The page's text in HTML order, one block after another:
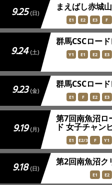
9.25 (日)
まえばし赤城
E1 E2 E3 F
9.24 (土)
群馬CSCロー
Y1 E1 E2 E3
9.23 (金)
群馬CSCロー
E1 F E2 E3
9.19 (月)
第7回南魚沼ロ
ド 女子チャン
E1 E2/3 F Y1
9.18 (日)
第2回南魚沼ク
E1 E2